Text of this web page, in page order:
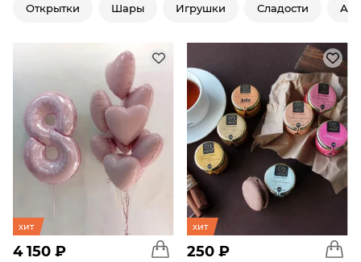
Открытки Шары Игрушки Сладости
хит
4 150 ₽
хит
250 ₽